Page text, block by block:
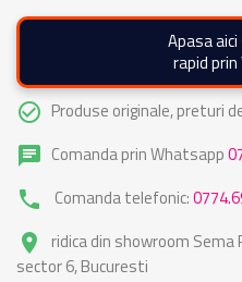
Apasa
rapid
check_circle_outline Produse originale, preturi
chat Comanda prin Whatsapp
phone Comanda telefonic:
place
ridica din showroom Sema
sector 6, Bucuresti